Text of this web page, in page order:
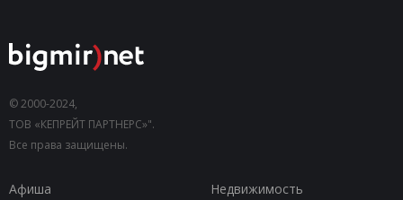
© 2000-2024,
ТОВ «КЕПРЕЙТ ПАРТНЕРС»".
Все права защищены.
Афиша
Недвижимость